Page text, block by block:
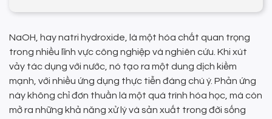
NaOH, hay natri hydroxide, là một hóa chất quan trọng
trong nhiều lĩnh vực công nghiệp và nghiên cứu. Khi xút
vảy tác dụng với nước, nó tạo ra một dung dịch kiềm
mạnh, với nhiều ứng dụng thực tiễn đáng chú ý. Phản ứng
này không chỉ đơn thuần là một quá trình hóa học, mà còn
mở ra những khả năng xử lý và sản xuất trong đời sống